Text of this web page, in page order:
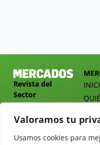
Valoramos tu
Usamos cookies para
Revista del
Sector
Hortofrutícola
Presidente